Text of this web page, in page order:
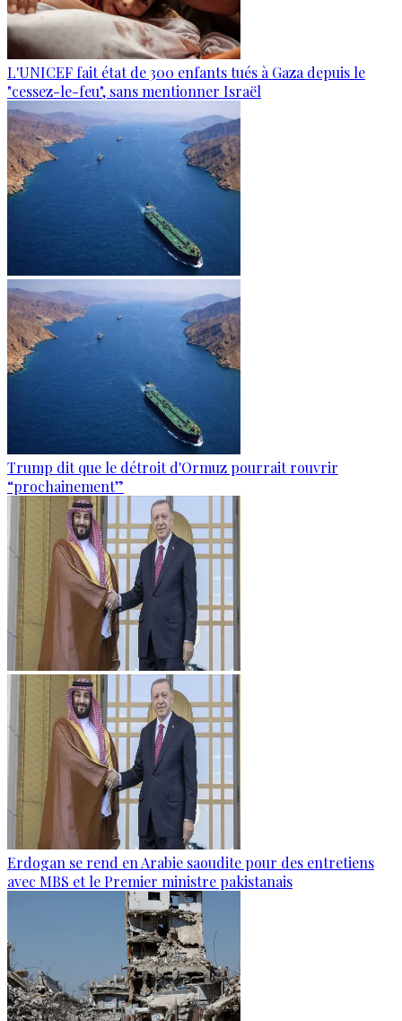
L'UNICEF fait état de 300 enfants tués à Gaza depuis le
"cessez-le-feu", sans mentionner Israël
Trump dit que le détroit d'Ormuz pourrait rouvrir
“prochainement”
Erdogan se rend en Arabie saoudite pour des entretiens
avec MBS et le Premier ministre pakistanais